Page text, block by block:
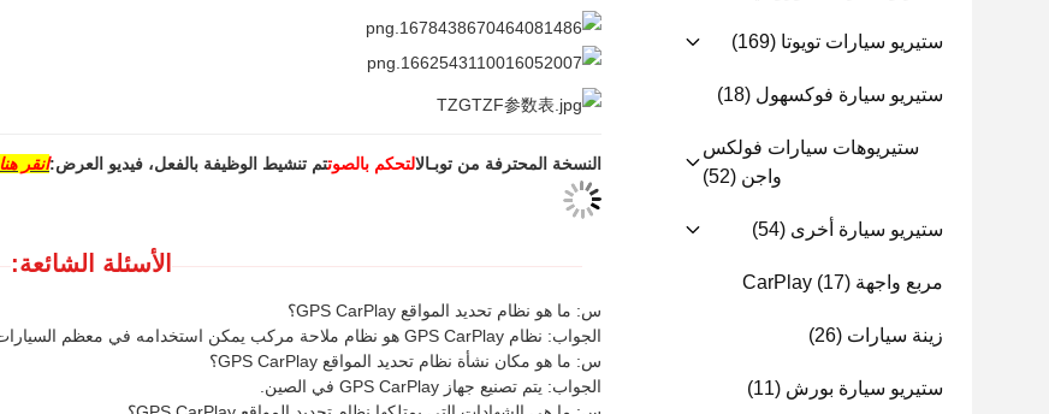
ستيريو سيارات تويوتا (169)
ستيريو سيارة فوكسهول (18)
ستيريوهات سيارات فولكس
واجن (52)
ستيريو سيارة أخرى (54)
مربع واجهة CarPlay (17)
زينة سيارات (26)
ستيريو سيارة بورش (11)
النسخة المحترفة من توبـالالتحكم بالصوتتم تنشيط الوظيفة بالفعل، فيديو العرض:انقر هنا
الأسئلة الشائعة:
س: ما هو نظام تحديد المواقع GPS CarPlay؟
الجواب: نظام GPS CarPlay هو نظام ملاحة مركب يمكن استخدامه في معظم السيارات.
س: ما هو مكان نشأة نظام تحديد المواقع GPS CarPlay؟
الجواب: يتم تصنيع جهاز GPS CarPlay في الصين.